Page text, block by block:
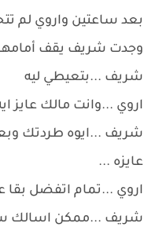
بعد ساعتين واروي لم
وجدت شريف يقف
شريف ...بتعيطي ليه
اروي ...وانت مالك عايز
شريف ...ايوه طردتك
عايزه ...
اروي ...تمام اتفضل بقا
شريف ...ممكن اسالك